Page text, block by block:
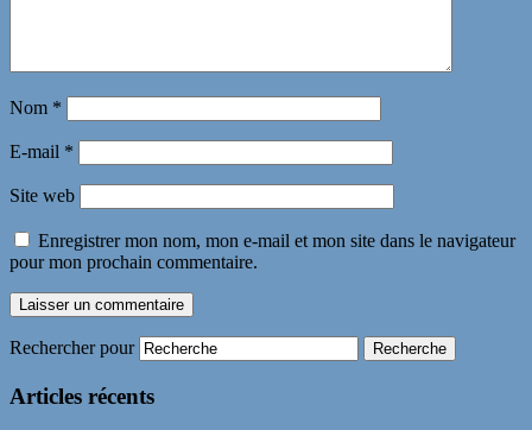
Nom *
E-mail *
Site web
Enregistrer mon nom, mon e-mail et mon site dans le navigateur
pour mon prochain commentaire.
Rechercher pour
Articles récents